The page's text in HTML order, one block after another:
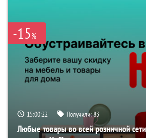
-15%
15:00:21 Получили:83
Любые товары во всей розничной